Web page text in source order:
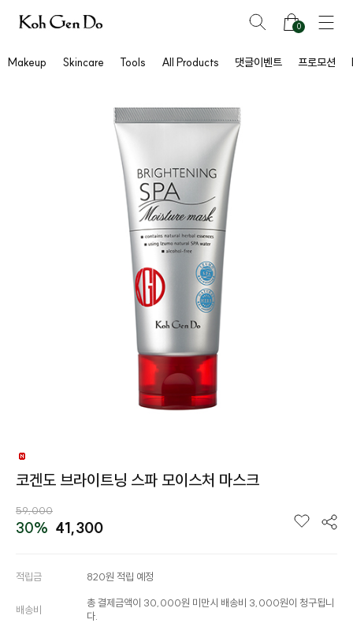
0
Makeup Skincare Tools All Products 댓글이벤트 프로모션
코겐도 브라이트닝 스파 모이스처 마스크
59,000
30% 41,300
적립금 820원 적립 예정
배송비
총 결제금액이 30,000원 미만시 배송비 3,000원이 청구됩니
다.